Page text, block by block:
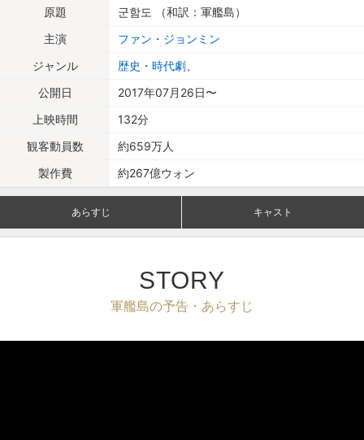
原題
군함도 （和訳：軍艦島）
主演
ファン・ジョンミン
ジャンル
歴史・時代劇
公開日
2017年07月26日〜
上映時間
132分
観客動員数
約659万人
製作費
約267億ウォン
あらすじ キャスト
STORY
軍艦島の予告・あらすじ